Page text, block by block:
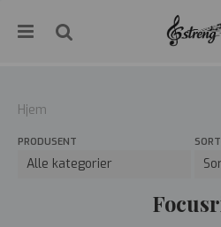
Hjem
PRODUSENT